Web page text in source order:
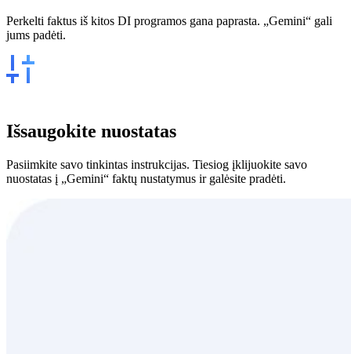
Perkelti faktus iš kitos DI programos gana paprasta. „Gemini“ gali
jums padėti.
Išsaugokite nuostatas
Pasiimkite savo tinkintas instrukcijas. Tiesiog įklijuokite savo
nuostatas į „Gemini“ faktų nustatymus ir galėsite pradėti.